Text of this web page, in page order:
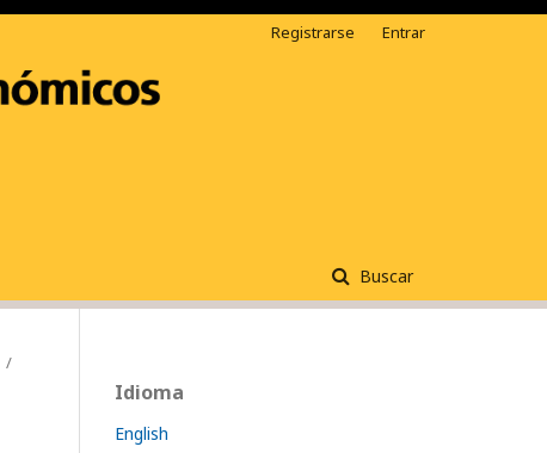
Buscar
Registrarse Entrar
/
Idioma
English